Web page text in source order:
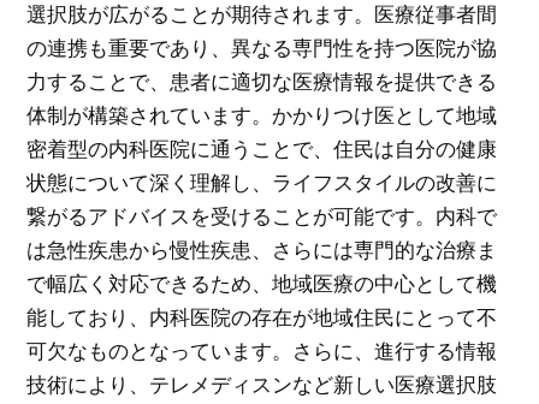
選択肢が広がることが期待されます。医療従事者間
の連携も重要であり、異なる専門性を持つ医院が協
力することで、患者に適切な医療情報を提供できる
体制が構築されています。かかりつけ医として地域
密着型の内科医院に通うことで、住民は自分の健康
状態について深く理解し、ライフスタイルの改善に
繋がるアドバイスを受けることが可能です。内科で
は急性疾患から慢性疾患、さらには専門的な治療ま
で幅広く対応できるため、地域医療の中心として機
能しており、内科医院の存在が地域住民にとって不
可欠なものとなっています。さらに、進行する情報
技術により、テレメディスンなど新しい医療選択肢